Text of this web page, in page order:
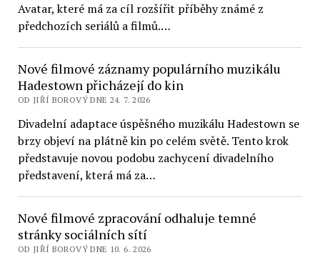
Avatar, které má za cíl rozšířit příběhy známé z
předchozích seriálů a filmů.…
Nové filmové záznamy populárního muzikálu
Hadestown přicházejí do kin
OD JIŘÍ BOROVÝ DNE 24. 7. 2026
Divadelní adaptace úspěšného muzikálu Hadestown se
brzy objeví na plátně kin po celém světě. Tento krok
představuje novou podobu zachycení divadelního
představení, která má za…
Nové filmové zpracování odhaluje temné
stránky sociálních sítí
OD JIŘÍ BOROVÝ DNE 10. 6. 2026